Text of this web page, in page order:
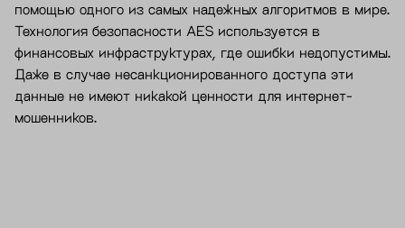
помощью одного из самых надежных алгоритмов в мире.
Технология безопасности AES используется в
финансовых инфраструктурах, где ошибки недопустимы.
Даже в случае несанкционированного доступа эти
данные не имеют никакой ценности для интернет-
мошенников.